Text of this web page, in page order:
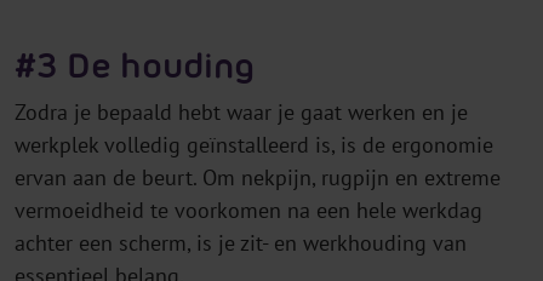
#3 De houding
Zodra je bepaald hebt waar je gaat werken en je
werkplek volledig geïnstalleerd is, is de ergonomie
ervan aan de beurt. Om nekpijn, rugpijn en extreme
vermoeidheid te voorkomen na een hele werkdag
achter een scherm, is je zit- en werkhouding van
essentieel belang.